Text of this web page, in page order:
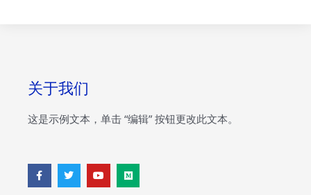
关于我们
这是示例文本，单击 “编辑” 按钮更改此文本。
F
a
c
T
w
i
Y
o
u
M
e
d